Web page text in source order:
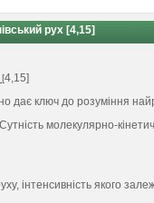
рух [4,15]
[4,15]
дає ключ до розуміння
молекулярно-
інтенсивність якого